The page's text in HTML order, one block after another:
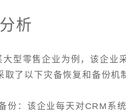
析
大型零售企业为例，该企业
取了以下灾备恢复和备份机
份：该企业每天对CRM系